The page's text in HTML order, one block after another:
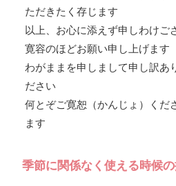
ただきたく存じます
以上、お心に添えず申しわけご
寛容のほどお願い申し上げます
わがままを申しまして申し訳あ
ださい
何とぞご寛恕（かんじょ）くだ
ます
季節に関係なく使える時候